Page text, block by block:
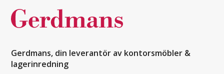
Gerdmans, din leverantör av kontorsmöbler &
lagerinredning